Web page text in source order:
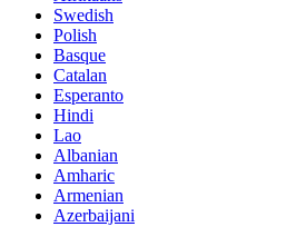
Swedish
Polish
Basque
Catalan
Esperanto
Hindi
Lao
Albanian
Amharic
Armenian
Azerbaijani